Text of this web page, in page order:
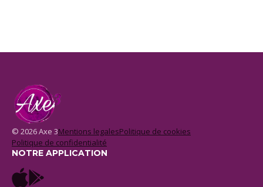
© 2026 Axe 3Mentions legalesPolitique de cookies
Politique de confidentialité
NOTRE APPLICATION